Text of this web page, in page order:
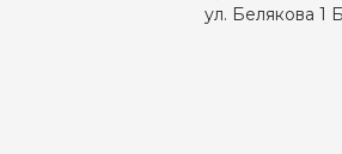
ул. Белякова 1 Б